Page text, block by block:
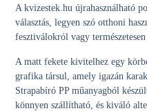
Akvizestek.hu újrahasználható
választás, legyen szó otthoni
fesztiválokról vagy
A matt fekete kivitelhez egy
grafika társul, amely igazán
Strapabíró PP műanyagból
könnyen szállítható, és kiváló